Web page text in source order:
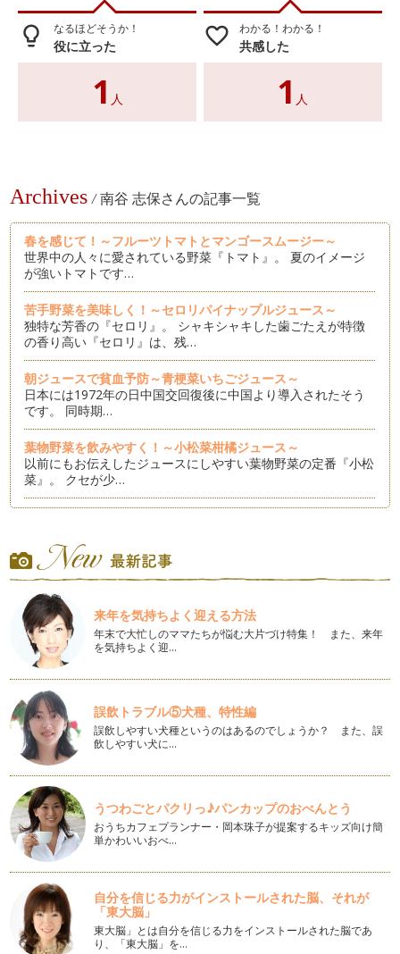
lightbulb_outline なるほどそうか！
役に立った
1 人
favorite_border わかる！わかる！
共感した
1 人
Archives / 南谷 志保さんの記事一覧
春を感じて！～フルーツトマトとマンゴースムージー～
世界中の人々に愛されている野菜『トマト』。 夏のイメージ
が強いトマトです…
苦手野菜を美味しく！～セロリパイナップルジュース～
独特な芳香の『セロリ』。 シャキシャキした歯ごたえが特徴
の香り高い『セロリ』は、残…
朝ジュースで貧血予防～青梗菜いちごジュース～
日本には1972年の日中国交回復後に中国より導入されたそう
です。 同時期…
葉物野菜を飲みやすく！～小松菜柑橘ジュース～
以前にもお伝えしたジュースにしやすい葉物野菜の定番『小松
菜』。 クセが少…
のおやつもワンラ…
寒い朝には...ハチミツ金柑ホットミルク
あけましておめでとうございます。 今年もどうぞよろしくお
願い致します。 &…
無駄なく使おう！～丸ごと『かぶ』とリンゴのジュース～
透き通るような真っ白い肌。そして青々とした葉。 野菜はカ
ロテンの含有量に…
寒さに負けない！～小松菜とキウイのグリーンスムージー～
小松菜は、葉物類の中では比較的クセがなく扱いやすい野菜で
す。 アクが少ないのでジュ…
新顔野菜を楽しむ！～ヤーコンヨーグルトジュース～
見た目はちょっと色の悪い、土のついた『さつまいも』！？
これが『ヤーコン』です。 …
秋を楽しもう！②～柿みかんジュース～
柿が美味しい季節です。 夏の終わりに緑色だった柿がオレン
ジ色に色づくのを…
季節の変わり目に...かぼちゃソイミルク
つい最近まで暑かった事を忘れるくらい、急に朝晩冷え込むよ
来年を気持ちよく迎える方法
年末で大忙しのママたちが悩む大片づけ特集！ また、来年
を気持ちよく迎…
誤飲トラブル⑤犬種、特性編
誤飲しやすい犬種というのはあるのでしょうか？ また、誤
飲しやすい犬に…
うつわごとパクリっ♪パンカップのおべんとう
おうちカフェプランナー・岡本珠子が提案するキッズ向け簡
単かわいいおべ…
自分を信じる力がインストールされた脳、それが
「東大脳」
東大脳」とは自分を信じる力をインストールされた脳であ
り、「東大脳」を…